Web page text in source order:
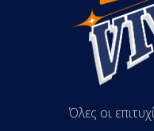
Όλες οι